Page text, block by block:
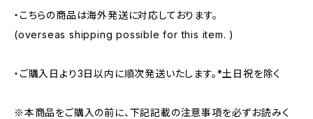
・こちらの商品は海外発送に対応しております。
(overseas shipping possible for this item. )
・ご購入日より3日以内に順次発送いたします。*土日祝を除く
※本商品をご購入の前に、下記記載の注意事項を必ずお読みく